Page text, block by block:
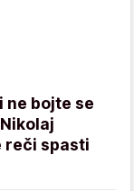
ne bojte se
reči spasti